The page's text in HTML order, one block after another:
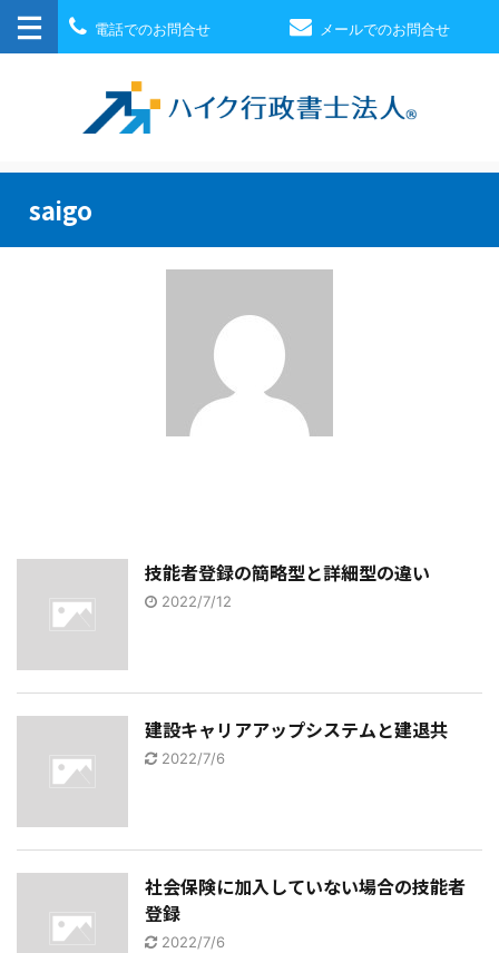
電話でのお問合せ メールでのお問合せ
saigo
技能者登録の簡略型と詳細型の違い
2022/7/12
建設キャリアアップシステムと建退共
2022/7/6
社会保険に加入していない場合の技能者
登録
2022/7/6